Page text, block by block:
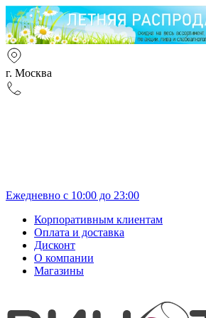
г. Москва
Ежедневно с 10:00 до 23:00
Корпоративным клиентам
Оплата и доставка
Дисконт
О компании
Магазины